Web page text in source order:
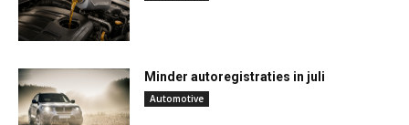
Minder autoregistraties in juli
Automotive